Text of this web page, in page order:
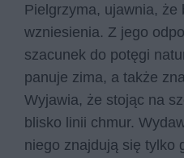
Pielgrzyma, ujawnia, że
wzniesienia. Z jego
szacunek do potęgi
panuje zima, a także
Wyjawia, że stojąc na
blisko linii chmur.
niego znajdują się tylko